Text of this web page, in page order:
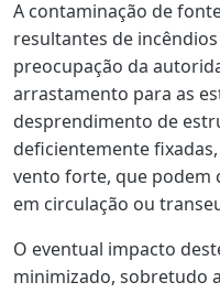
A contaminação de
resultantes de
preocupação da
arrastamento para as
desprendimento de
deficientemente
vento forte, que podem
em circulação ou
O eventual impacto
minimizado, sobretudo